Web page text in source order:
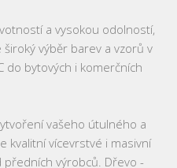
a vysokou odolností,
široký výběr barev a vzorů v
do bytových i komerčních
vašeho útulného a
kvalitní vícevrstvé i masivní
předních výrobců. Dřevo -